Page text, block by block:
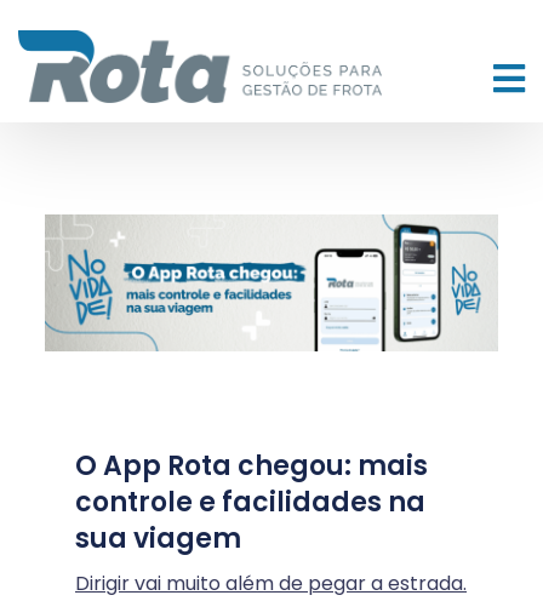
O App Rota chegou: mais
controle e facilidades na
sua viagem
Dirigir vai muito além de pegar a estrada.